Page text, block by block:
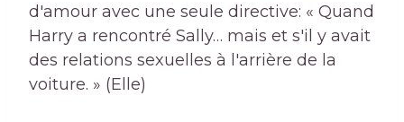
d'amour avec une seule directive: « Quand
Harry a rencontré Sally… mais et s'il y avait
des relations sexuelles à l'arrière de la
voiture. » (Elle)